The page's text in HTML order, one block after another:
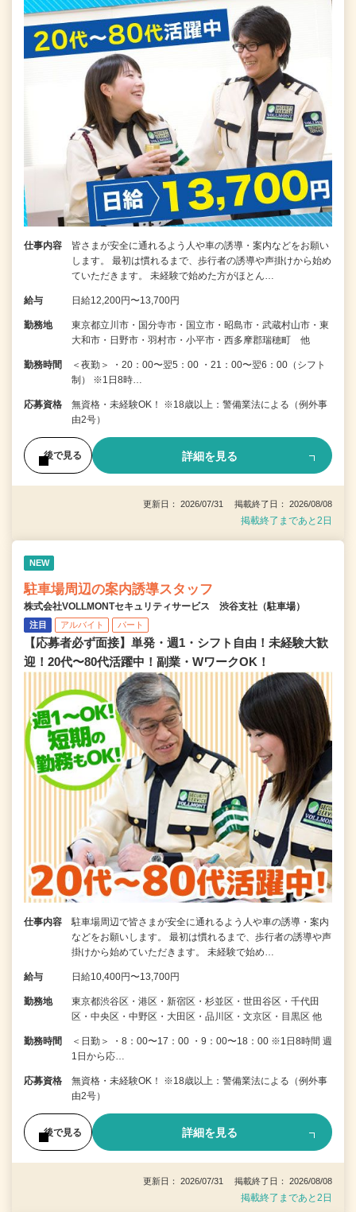
仕事内容
皆さまが安全に通れるよう人や車の誘導・案内などをお願い
します。 最初は慣れるまで、歩行者の誘導や声掛けから始め
ていただきます。 未経験で始めた方がほとん…
給与 日給12,200円〜13,700円
勤務地
東京都立川市・国分寺市・国立市・昭島市・武蔵村山市・東
大和市・日野市・羽村市・小平市・西多摩郡瑞穂町 他
勤務時間
＜夜勤＞ ・20：00〜翌5：00 ・21：00〜翌6：00（シフト
制） ※1日8時…
応募資格
無資格・未経験OK！ ※18歳以上：警備業法による（例外事
由2号）
後で見る 詳細を見る
更新日： 2026/07/31 掲載終了日： 2026/08/08
掲載終了まであと2日
NEW
駐車場周辺の案内誘導スタッフ
株式会社VOLLMONTセキュリティサービス 渋谷支社（駐車場）
注目 アルバイト パート
【応募者必ず面接】単発・週1・シフト自由！未経験大歓
迎！20代〜80代活躍中！副業・WワークOK！
仕事内容
駐車場周辺で皆さまが安全に通れるよう人や車の誘導・案内
などをお願いします。 最初は慣れるまで、歩行者の誘導や声
掛けから始めていただきます。 未経験で始め…
給与 日給10,400円〜13,700円
勤務地
東京都渋谷区・港区・新宿区・杉並区・世田谷区・千代田
区・中央区・中野区・大田区・品川区・文京区・目黒区 他
勤務時間
＜日勤＞ ・8：00〜17：00 ・9：00〜18：00 ※1日8時間 週
1日から応…
応募資格
無資格・未経験OK！ ※18歳以上：警備業法による（例外事
由2号）
後で見る 詳細を見る
更新日： 2026/07/31 掲載終了日： 2026/08/08
掲載終了まであと2日